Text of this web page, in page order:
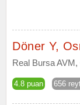
Döner Y,
Real Bursa
4.8 puan 656